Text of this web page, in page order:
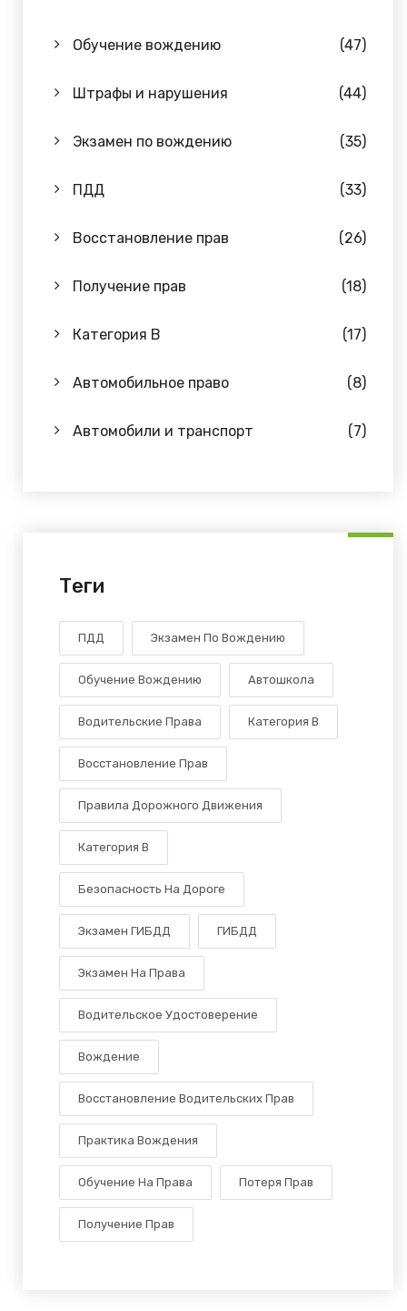
Обучение вождению (47)
Штрафы и нарушения (44)
Экзамен по вождению (35)
ПДД (33)
Восстановление прав (26)
Получение прав (18)
Категория B (17)
Автомобильное право (8)
Автомобили и транспорт (7)
Теги
ПДД Экзамен По Вождению
Обучение Вождению Автошкола
Водительские Права Категория В
Восстановление Прав
Правила Дорожного Движения
Категория B
Безопасность На Дороге
Экзамен ГИБДД ГИБДД
Экзамен На Права
Водительское Удостоверение
Вождение
Восстановление Водительских Прав
Практика Вождения
Обучение На Права Потеря Прав
Получение Прав